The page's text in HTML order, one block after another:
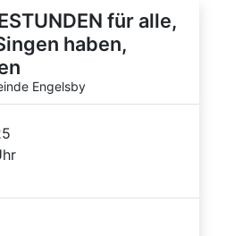
für alle,
haben,
Engelsby